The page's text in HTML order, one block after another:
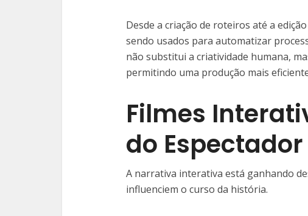
Desde a criação de roteiros até a
sendo usados para automatizar
não substitui a criatividade humana,
permitindo uma produção mais
Filmes
do Espectador
A narrativa interativa está ganhando
influenciem o curso da história.